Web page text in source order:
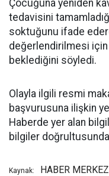
Çocuğuna yeniden
tedavisini
soktuğunu ifade
değerlendirilmesi
beklediğini söyledi.
Olayla ilgili resmi
başvurusuna ilişkin
Haberde yer alan
bilgiler
Kaynak: HABER